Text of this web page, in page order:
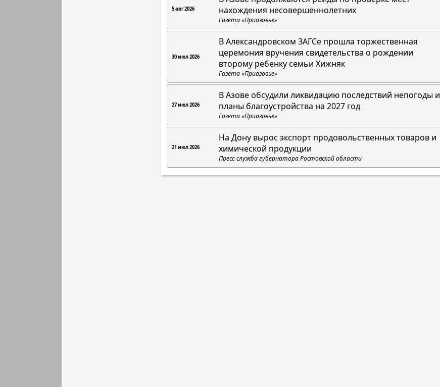
5 авг 2026
нахождения несовершеннолетних
Газета «Приазовье»
30 июл 2026
В Александровском ЗАГСе прошла торжественная
церемония вручения свидетельства о рождении
второму ребенку семьи Хижняк
Газета «Приазовье»
27 июл 2026
В Азове обсудили ликвидацию последствий непогоды и
планы благоустройства на 2027 год
Газета «Приазовье»
21 июл 2026
На Дону вырос экспорт продовольственных товаров и
химической продукции
Пресс-служба губернатора Ростовской области